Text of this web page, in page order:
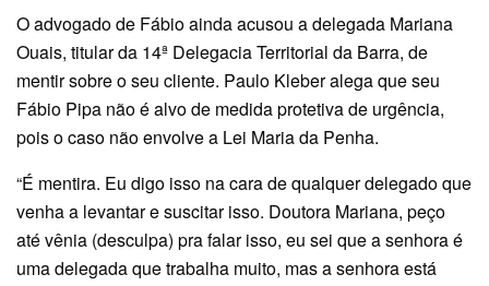
O advogado de Fábio ainda acusou a delegada Mariana
Ouais, titular da 14ª Delegacia Territorial da Barra, de
mentir sobre o seu cliente. Paulo Kleber alega que seu
Fábio Pipa não é alvo de medida protetiva de urgência,
pois o caso não envolve a Lei Maria da Penha.
“É mentira. Eu digo isso na cara de qualquer delegado que
venha a levantar e suscitar isso. Doutora Mariana, peço
até vênia (desculpa) pra falar isso, eu sei que a senhora é
uma delegada que trabalha muito, mas a senhora está